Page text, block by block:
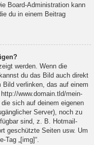
Board-Administration kann
du in einem Beitrag
werden. Wenn die
du das Bild auch direkt
verlinken, das auf einem
www.domain.tld/mein-
sich auf deinem eigenen
Server), noch zu
sind, z. B. Hotmail-
geschützte Seiten usw. Um
„[img]“.